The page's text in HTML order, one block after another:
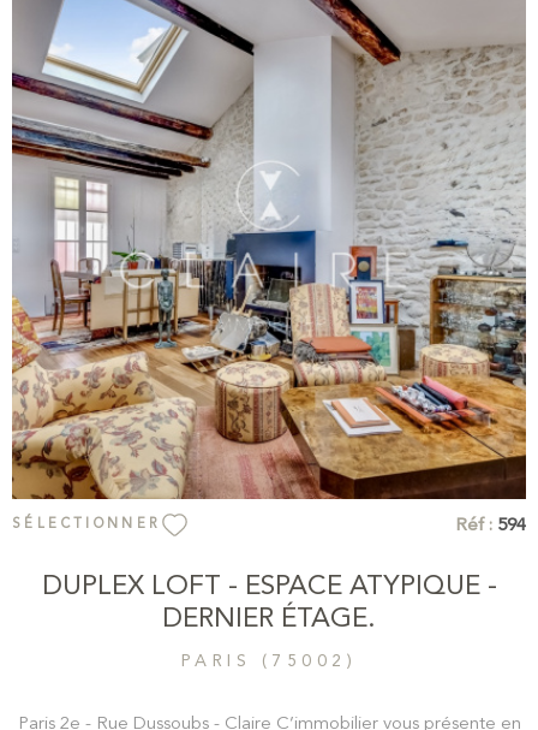
un beau potentiel d’aménagement et peut être séparé en deux
lots d’environ 35 m² chacun. Un bien plein de caractère,
idéalement situé au cœur d’un quartier recherché du Marais.
VOIR LE BIEN
SÉLECTIONNER Réf : 594
DUPLEX LOFT - ESPACE ATYPIQUE -
DERNIER ÉTAGE.
PARIS (75002)
Paris 2e - Rue Dussoubs - Claire C’immobilier vous présente en